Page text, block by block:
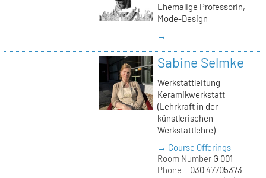
Ehemalige Professorin,
Mode-Design
→
Sabine Selmke
Werkstattleitung
Keramikwerkstatt
(Lehrkraft in der
künstlerischen
Werkstattlehre)
→ Course Offerings
Room NumberG 001
Phone
030 47705373